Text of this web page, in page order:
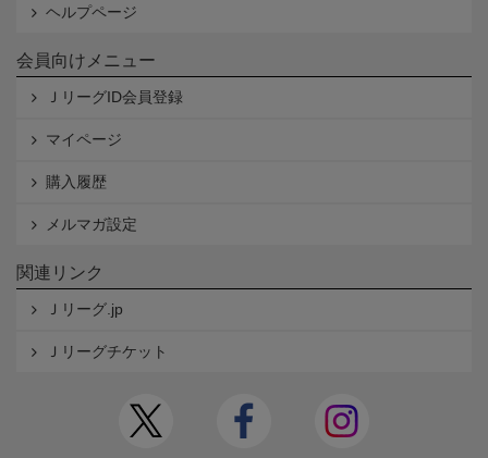
ヘルプページ
会員向けメニュー
ＪリーグID会員登録
マイページ
購入履歴
メルマガ設定
関連リンク
Ｊリーグ.jp
Ｊリーグチケット